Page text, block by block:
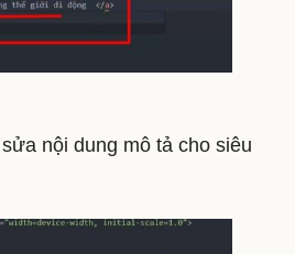
nội dung mô tả cho siêu